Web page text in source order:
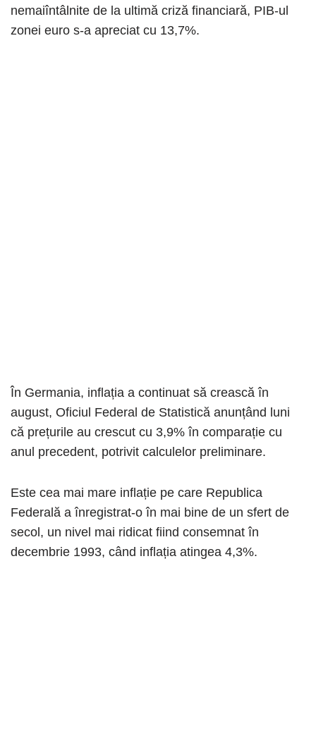
nemaiîntâlnite de la ultimă criză financiară, PIB-ul
zonei euro s-a apreciat cu 13,7%.
În Germania, inflația a continuat să crească în
august, Oficiul Federal de Statistică anunțând luni
că prețurile au crescut cu 3,9% în comparație cu
anul precedent, potrivit calculelor preliminare.
Este cea mai mare inflație pe care Republica
Federală a înregistrat-o în mai bine de un sfert de
secol, un nivel mai ridicat fiind consemnat în
decembrie 1993, când inflația atingea 4,3%.